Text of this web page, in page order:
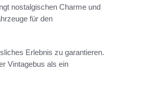
nostalgischen Charme und
für den
Erlebnis zu garantieren.
Vintagebus als ein